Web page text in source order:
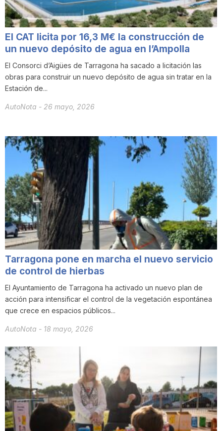
El CAT licita por 16,3 M€ la construcción de
un nuevo depósito de agua en l’Ampolla
El Consorci d’Aigües de Tarragona ha sacado a licitación las
obras para construir un nuevo depósito de agua sin tratar en la
Estación de...
AutoNota - 26 mayo, 2026
Tarragona pone en marcha el nuevo servicio
de control de hierbas
El Ayuntamiento de Tarragona ha activado un nuevo plan de
acción para intensificar el control de la vegetación espontánea
que crece en espacios públicos...
AutoNota - 18 mayo, 2026